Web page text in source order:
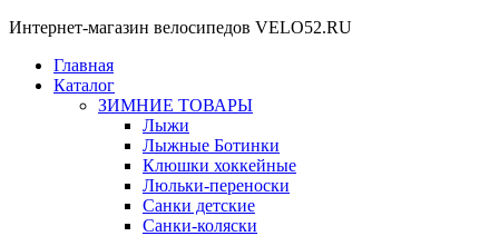
Интернет-магазин велосипедов VELO52.RU
Главная
Каталог
ЗИМНИЕ ТОВАРЫ
Лыжи
Лыжные Ботинки
Клюшки хоккейные
Люльки-переноски
Санки детские
Санки-коляски